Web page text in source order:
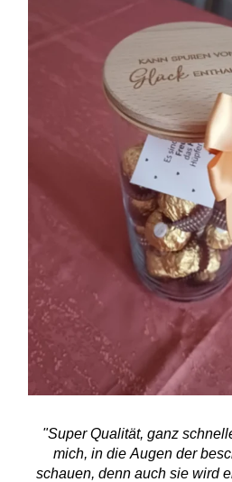
"Super Qualität, ganz
mich, in die Augen der
schauen, denn auch sie wird